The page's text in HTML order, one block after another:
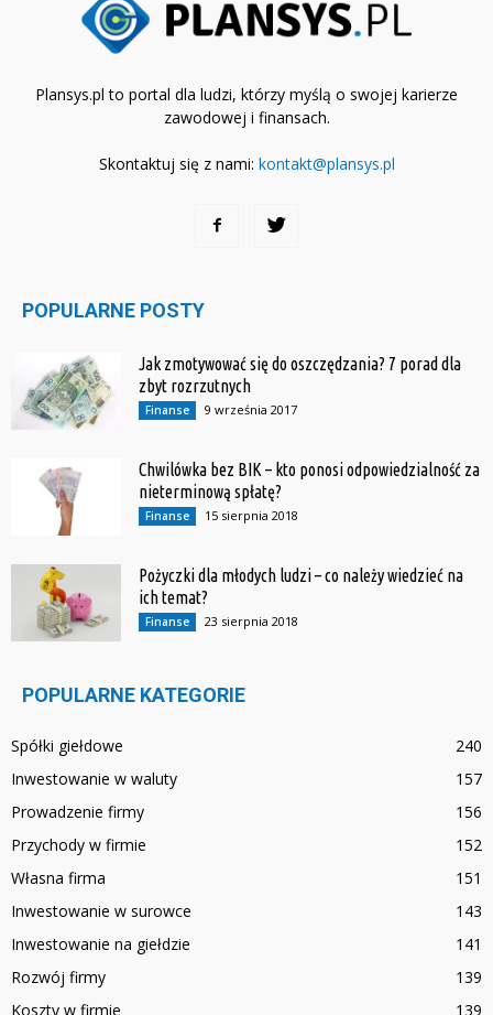
Plansys.pl to portal dla ludzi, którzy myślą o swojej karierze
zawodowej i finansach.
Skontaktuj się z nami: kontakt@plansys.pl
POPULARNE POSTY
Jak zmotywować się do oszczędzania? 7 porad dla
zbyt rozrzutnych
Finanse 9 września 2017
Chwilówka bez BIK – kto ponosi odpowiedzialność za
nieterminową spłatę?
Finanse 15 sierpnia 2018
Pożyczki dla młodych ludzi – co należy wiedzieć na
ich temat?
Finanse 23 sierpnia 2018
POPULARNE KATEGORIE
Spółki giełdowe
240
Inwestowanie w waluty
157
Prowadzenie firmy
156
Przychody w firmie
152
Własna firma
151
Inwestowanie w surowce
143
Inwestowanie na giełdzie
141
Rozwój firmy
139
Koszty w firmie
139